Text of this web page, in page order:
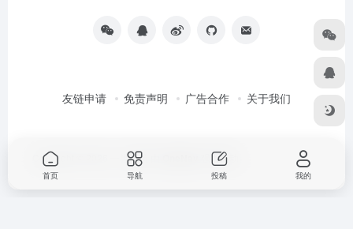
友链申请 免责声明 广告合作 关于我们
Copyright © 2026 一为导航 强力驱动
首页 导航 投稿 我的